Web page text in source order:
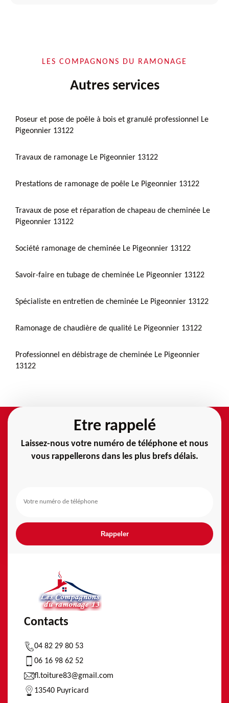
LES COMPAGNONS DU RAMONAGE
Autres services
Poseur et pose de poêle à bois et granulé professionnel Le
Pigeonnier 13122
Travaux de ramonage Le Pigeonnier 13122
Prestations de ramonage de poêle Le Pigeonnier 13122
Travaux de pose et réparation de chapeau de cheminée Le
Pigeonnier 13122
Société ramonage de cheminée Le Pigeonnier 13122
Savoir-faire en tubage de cheminée Le Pigeonnier 13122
Spécialiste en entretien de cheminée Le Pigeonnier 13122
Ramonage de chaudière de qualité Le Pigeonnier 13122
Professionnel en débistrage de cheminée Le Pigeonnier
13122
Etre rappelé
Laissez-nous votre numéro de téléphone et nous
vous rappellerons dans les plus brefs délais.
Contacts
04 82 29 80 53
06 16 98 62 52
fl.toiture83@gmail.com
13540 Puyricard